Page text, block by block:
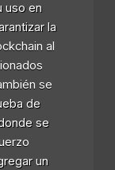
uso en
la
al
se
de
se
un